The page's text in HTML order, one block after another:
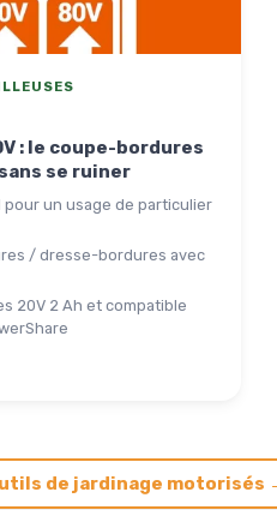
: le coupe-bordures
se ruiner
pour un usage de particulier
/ dresse-bordures avec
20V 2 Ah et compatible
de jardinage motorisés